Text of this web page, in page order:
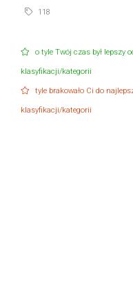
118
o tyle Twój czas był lepszy
klasyfikacji/kategorii
tyle brakowało Ci do
klasyfikacji/kategorii